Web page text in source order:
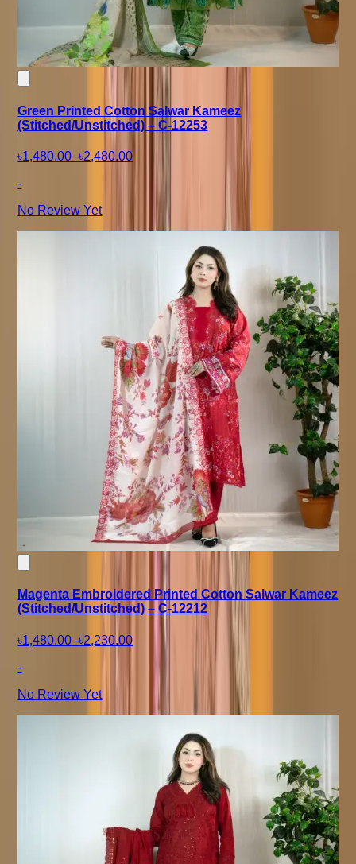
Green Printed Cotton Salwar Kameez
(Stitched/Unstitched) – C-12253
৳1,480.00 -৳2,480.00
-
No Review Yet
Magenta Embroidered Printed Cotton Salwar Kameez
(Stitched/Unstitched) – C-12212
৳1,480.00 -৳2,230.00
-
No Review Yet